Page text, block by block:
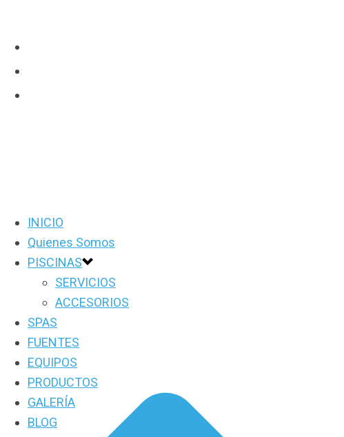
INICIO
Quienes Somos
PISCINAS
SERVICIOS
ACCESORIOS
SPAS
FUENTES
EQUIPOS
PRODUCTOS
GALERÍA
BLOG